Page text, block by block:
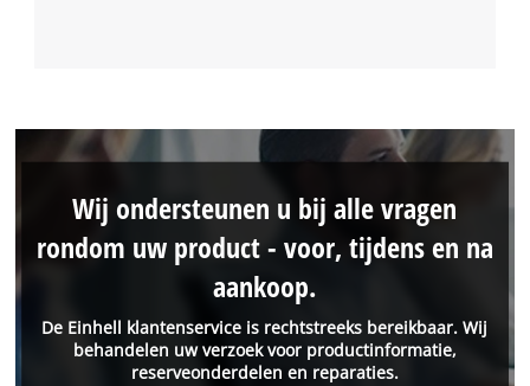
De Einhell klantenservice is rechtstreeks bereikbaar. Wij
behandelen uw verzoek voor productinformatie,
reserveonderdelen en reparaties.
Wij ondersteunen u bij alle vragen
rondom uw product - voor, tijdens en na
aankoop.